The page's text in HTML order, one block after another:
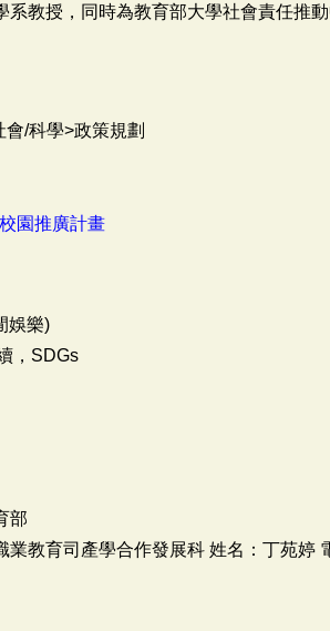
系教授，同時為教育部大學社會責任推
/科學>政策規劃
園推廣計畫
娛樂)
，SDGs
部
教育司產學合作發展科 姓名：丁苑婷